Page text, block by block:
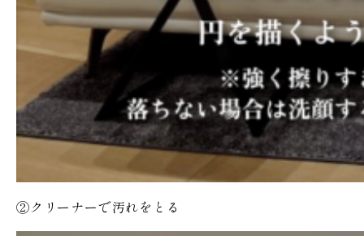
②クリーナーで汚れをとる